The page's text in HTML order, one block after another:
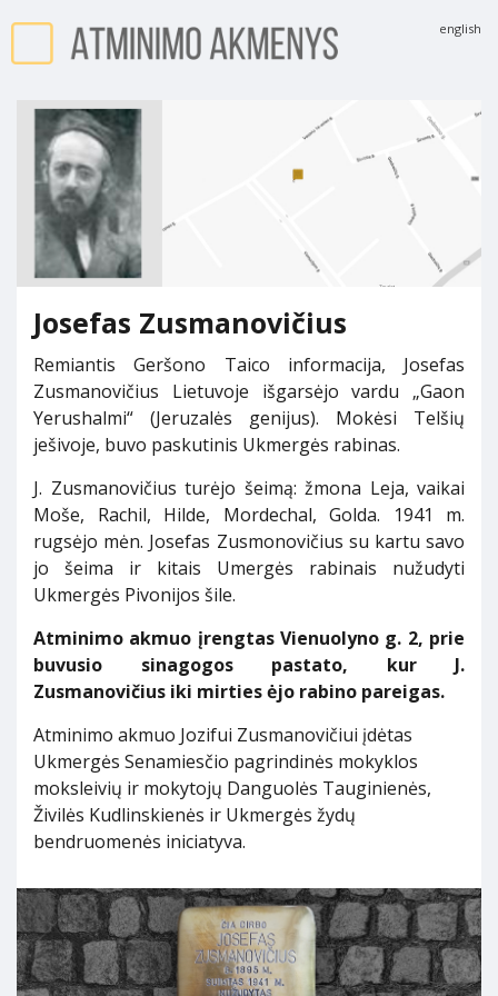
english
Josefas Zusmanovičius
Remiantis Geršono Taico informacija, Josefas
Zusmanovičius Lietuvoje išgarsėjo vardu „Gaon
Yerushalmi“ (Jeruzalės genijus). Mokėsi Telšių
ješivoje, buvo paskutinis Ukmergės rabinas.
J. Zusmanovičius turėjo šeimą: žmona Leja, vaikai
Moše, Rachil, Hilde, Mordechal, Golda. 1941 m.
rugsėjo mėn. Josefas Zusmonovičius su kartu savo
jo šeima ir kitais Umergės rabinais nužudyti
Ukmergės Pivonijos šile.
Atminimo akmuo įrengtas Vienuolyno g. 2, prie
buvusio sinagogos pastato, kur J.
Zusmanovičius iki mirties ėjo rabino pareigas.
Atminimo akmuo Jozifui Zusmanovičiui įdėtas
Ukmergės Senamiesčio pagrindinės mokyklos
moksleivių ir mokytojų Danguolės Tauginienės,
Živilės Kudlinskienės ir Ukmergės žydų
bendruomenės iniciatyva.